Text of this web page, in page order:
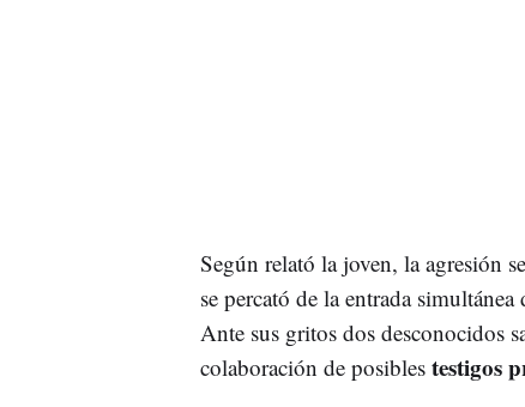
Según relató la joven, la agresión
se percató de la entrada
Ante sus gritos dos desconocidos
colaboración de posibles testigos